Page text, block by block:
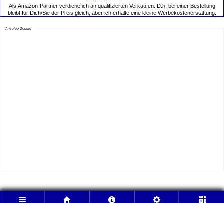
Als Amazon-Partner verdiene ich an qualifizierten Verkäufen. D.h. bei einer Bestellung
bleibt für Dich/Sie der Preis gleich, aber ich erhalte eine kleine Werbekostenerstattung.
Anzeige Google